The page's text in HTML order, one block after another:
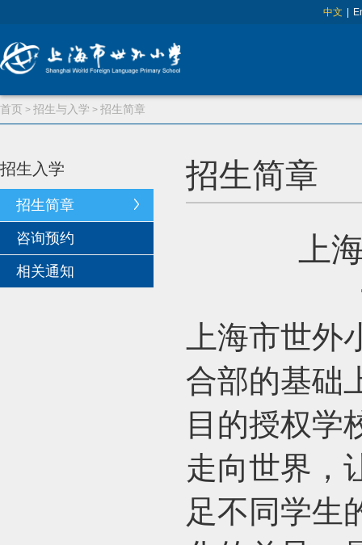
中文
首页 > 招生与入学 > 招生简章
招生入学
招生简章
咨询预约
相关通知
招生简章
上
上海市世
合部的基础
目的授权学
走向世界，
足不同学生